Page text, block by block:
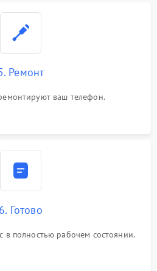
Ремонт
ваш телефон.
6. Готово
в полностью рабочем состоянии.